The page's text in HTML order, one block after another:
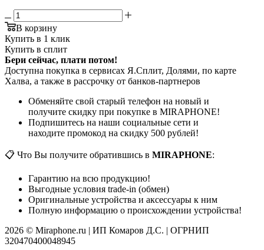
В корзину
Купить в 1 клик
Купить в сплит
Бери сейчас, плати потом!
Доступна покупка в сервисах Я.Сплит, Долями, по карте
Халва, а также в рассрочку от банков-партнеров
Обменяйте свой старый телефон на новый и
получите скидку при покупке в MIRAPHONE!
Подпишитесь на наши социальные сети и
находите промокод на скидку 500 рублей!
📋 Что Вы получите обратившись в MIRAPHONE:
Гарантию на всю продукцию!
Выгодные условия trade-in (обмен)
Оригинальные устройства и аксессуары к ним
Полную информацию о происхождении устройства!
2026 © Miraphone.ru | ИП Комаров Д.С. | ОГРНИП
320470400048945